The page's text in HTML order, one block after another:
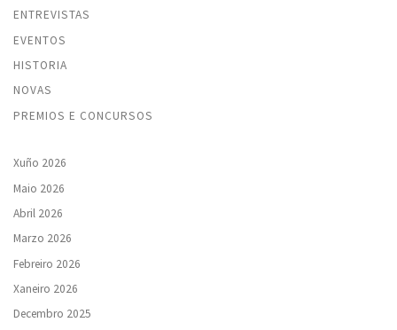
ENTREVISTAS
EVENTOS
HISTORIA
NOVAS
PREMIOS E CONCURSOS
Xuño 2026
Maio 2026
Abril 2026
Marzo 2026
Febreiro 2026
Xaneiro 2026
Decembro 2025